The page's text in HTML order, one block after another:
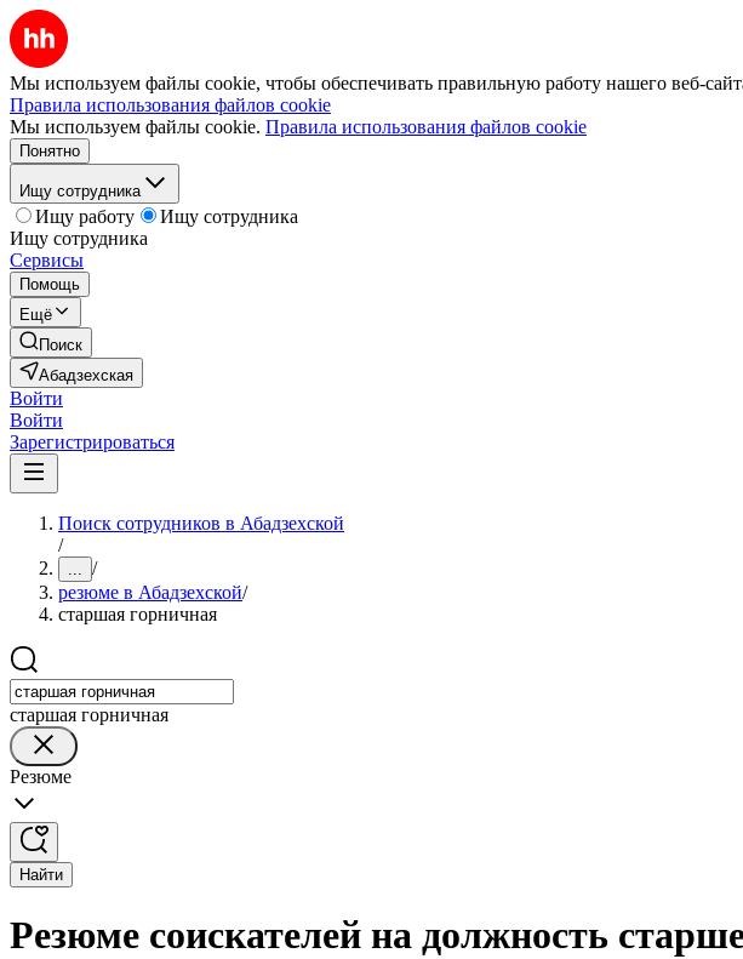
Мы используем файлы cookie, чтобы обеспечивать правильную работу нашего веб-
Правила использования файлов cookie
Мы используем файлы cookie. Правила использования файлов cookie
Понятно
Ищу сотрудника
Ищу работу
Ищу сотрудника
Ищу сотрудника
Сервисы
Помощь
Ещё
Поиск
Абадзехская
Войти
Войти
Зарегистрироваться
Поиск сотрудников в Абадзехской
/
... /
резюме в Абадзехской/
старшая горничная
старшая горничная
Резюме
Найти
Резюме соискателей на должность